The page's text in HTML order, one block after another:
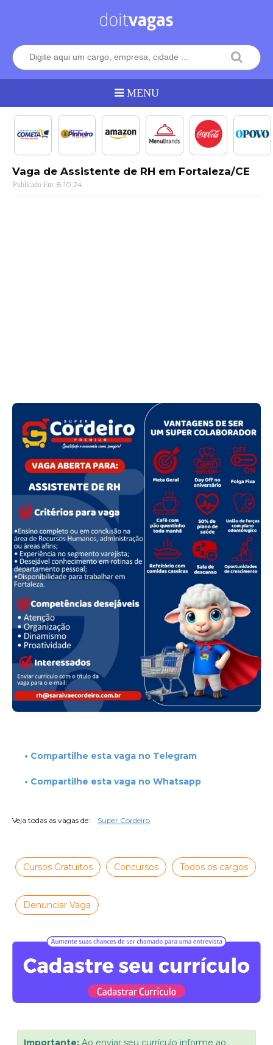
Vaga de Assistente de RH em Fortaleza/CE
8.10.24
• Compartilhe esta vaga no Telegram
• Compartilhe esta vaga no Whatsapp
Veja todas as vagas de: Super Cordeiro
Cursos Gratuitos Concursos Todos os cargos
Denunciar Vaga
Importante: Ao enviar seu currículo informe ao